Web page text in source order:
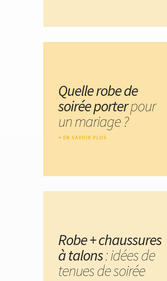
Quelle robe de
soirée porterpour
un mariage ?
EN SAVOIR PLUS
Robe + chaussures
à talons: idées de
tenues de soirée